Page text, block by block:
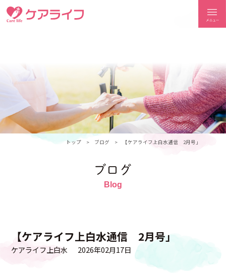
トップ ブログ 【ケアライフ上白水通信 2月号」
ブログ
【ケアライフ上白水通信 2月号」
ケアライフ上白水 2026年02月17日